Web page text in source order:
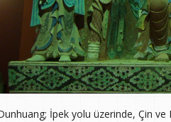
İpek yolu üzerinde, Çin